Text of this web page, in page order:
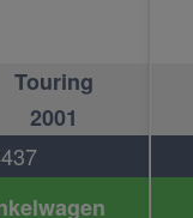
Touring
2001